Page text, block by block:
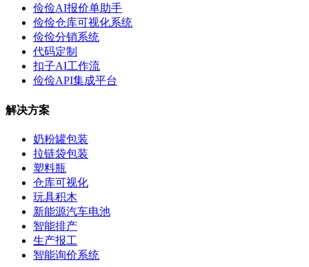
俭俭AI报价单助手
俭俭仓库可视化系统
俭俭分销系统
代码定制
扣子AI工作流
俭俭API集成平台
解决方案
奶粉罐包装
拉链袋包装
塑料瓶
仓库可视化
玩具积木
新能源汽车电池
智能排产
生产报工
智能询价系统